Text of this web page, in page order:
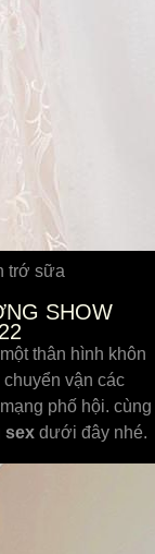
trớ sữa
SHOW
thân hình khôn
vận các
phố hội. cùng
sex dưới đây nhé.